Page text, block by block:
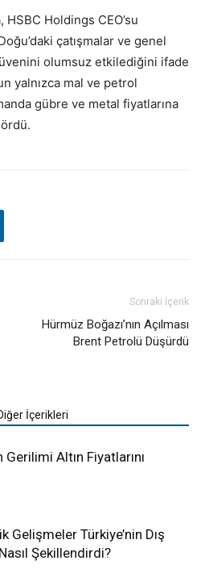
HSBC Holdings CEO’su
çatışmalar ve genel
olumsuz etkilediğini ifade
yalnızca mal ve petrol
gübre ve metal fiyatlarına
Sonraki İçerik
Hürmüz Boğazı’nın Açılması
Brent Petrolü Düşürdü
İçerikleri
Gerilimi Altın Fiyatlarını
Gelişmeler Türkiye’nin Dış
Şekillendirdi?